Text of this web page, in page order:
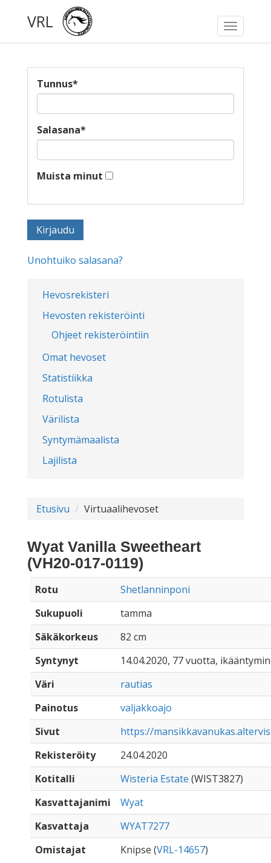
Toggle
VRL
Hevosrekisteri
Hevosten rekisteröinti
Ohjeet rekisteröintiin
Omat hevoset
Statistiikka
Rotulista
Värilista
Syntymämaalista
Lajilista
Tunnus*
Salasana*
Muista minut
Unohtuiko salasana?
Etusivu Virtuaalihevoset
Wyat Vanilla Sweetheart
(VH20-017-0119)
Rotu
Shetlanninponi
Sukupuoli
tamma
Säkäkorkeus
82 cm
Syntynyt
14.04.2020, 77 vuotta,
Väri
rautias
Painotus
valjakkoajo
Sivut
https://
Rekisteröity
24.04.2020
Kotitalli
Wisteria Estate (WIST3827)
Kasvattajanimi
Wyat
Kasvattaja
WYAT7277
Omistajat
Knipse (VRL-14657)